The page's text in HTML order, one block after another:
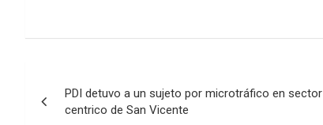
de
PDI detuvo a un sujeto por microtráfico en sector
centrico de San Vicente